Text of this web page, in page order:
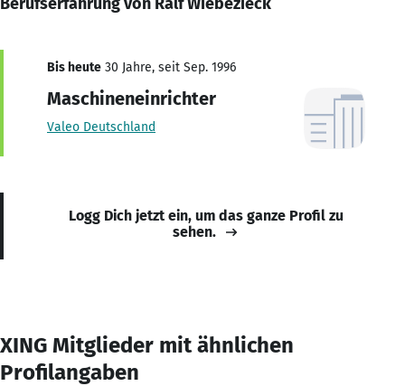
Bis heute 30 Jahre, seit Sep. 1996
Maschineneinrichter
Valeo Deutschland
Logg Dich jetzt ein, um das ganze Profil zu
sehen.
XING Mitglieder mit ähnlichen
Profilangaben